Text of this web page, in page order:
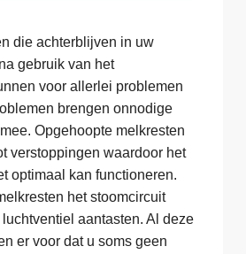
die achterblijven in uw
gebruik van het
voor allerlei problemen
brengen onnodige
Opgehoopte melkresten
verstoppingen waardoor het
optimaal kan functioneren.
het stoomcircuit
aantasten. Al deze
er voor dat u soms geen